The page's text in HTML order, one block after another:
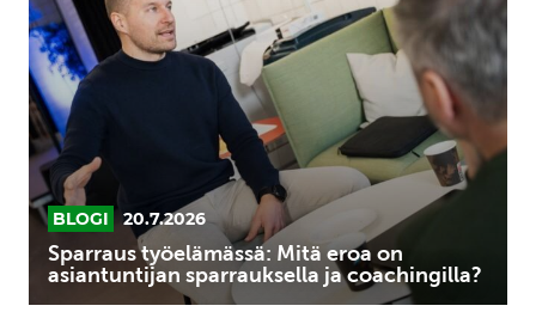
Mitä
eroa
on
asiantuntijan
sparrauksella
ja
coachingilla?
BLOGI 20.7.2026
Sparraus työelämässä: Mitä eroa on
asiantuntijan sparrauksella ja coachingilla?